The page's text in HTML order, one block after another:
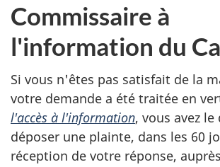
Commissaire à
l'information du
Si vous n'êtes pas satisfait de la
votre demande a été traitée en
l'accès à l'information, vous avez
déposer une plainte, dans les 60
réception de votre réponse,